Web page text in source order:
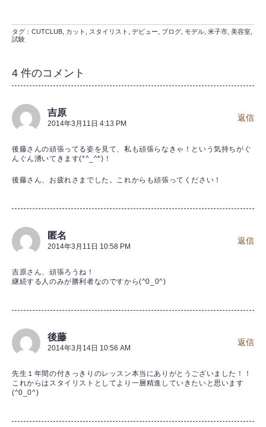
タグ： CUTCLUB カット スタイリスト デビュー ブログ モデル 米子市 美容室
試験
4 件のコメント
吉原
2014年3月11日 4:13 PM
後藤さんの頑張ってる姿を見て、私も頑張らなきゃ！という気持ちがぐ
んぐん湧いてきます(*^_^*)！
後藤さん、お疲れさまでした。これからも頑張ってください！
返信
匿名
2014年3月11日 10:58 PM
吉原さん、頑張ろうね！
継続する人のみが勝利者なのですから(^0_0^)
返信
後藤
2014年3月14日 10:56 AM
先生１年間の付きっきりのレッスン本当にありがとうございました！！
これからはスタイリストとしてより一層精進していきたいと思います
(^0_0^)
返信